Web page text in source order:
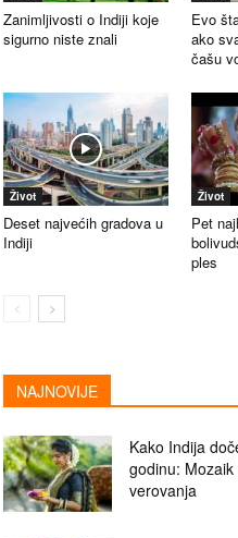
Zanimljivosti o Indiji koje
sigurno niste znali
Evo
ako
čašu
Život
Deset najvećih gradova u
Indiji
Život
Pet
ples
NAJNOVIJE
Kako Indija
godinu:
verovanja